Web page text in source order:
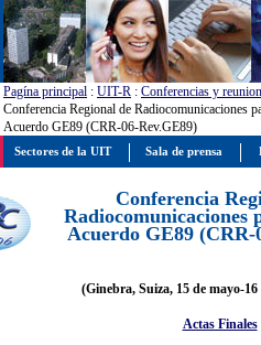
Pagína principal : UIT-R : Conferencias y
Conferencia Regional de Radiocomunicaciones
Acuerdo GE89 (CRR-06-Rev.GE89)
Conferencia
Radiocomunicaciones
Acuerdo GE89 (CRR-
(Ginebra, Suiza, 15 de mayo-
Actas Finales
Sectores de la UIT Sala de prensa